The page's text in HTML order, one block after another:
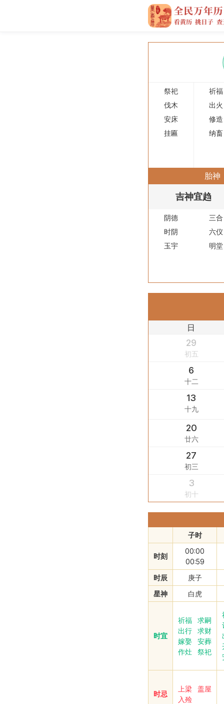
祭祀
祈福
伐木
出火
安床
修造
挂匾
纳畜
胎神
吉神宜趋
阴德
三合
时阴
六仪
玉宇
明堂
日
29
初五
6
十二
13
十九
20
廿六
27
初三
3
初十
子时
时刻
00:00
00:59
时辰
庚子
星神
白虎
时宜
祈福
求嗣
出行
求财
嫁娶
安葬
作灶
祭祀
时忌
上梁
盖屋
入殓